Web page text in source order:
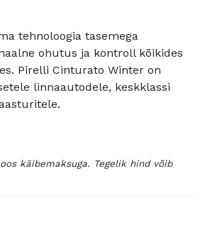
tehnoloogia tasemega
ohutus ja kontroll kõikides
Pirelli Cinturato Winter on
linnaautodele, keskklassi
käibemaksuga. Tegelik hind võib